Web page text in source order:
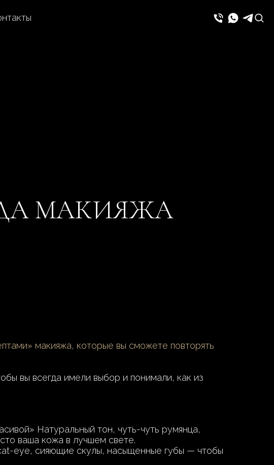
МАКИЯЖА
макияжа, которые вы сможете повторять
вы всегда имели выбор и понимали, как из
Натуральный тон, чуть-чуть румянца,
ваша кожа в лучшем свете.
eye, сияющие скулы, насыщенные губы — чтобы